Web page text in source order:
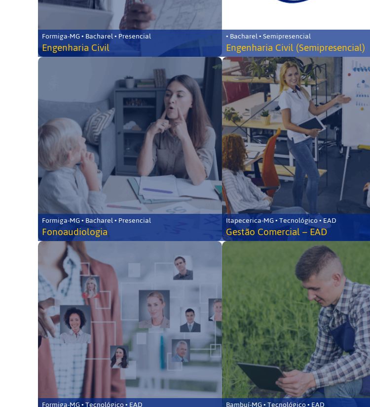
Formiga-MG • Bacharel • Presencial
Engenharia Civil
• Bacharel • Semipresencial
Engenharia Civil (Semipresencial)
Formiga-MG • Bacharel • Presencial
Fonoaudiologia
Itapecerica-MG • Tecnológico • EAD
Gestão Comercial – EAD